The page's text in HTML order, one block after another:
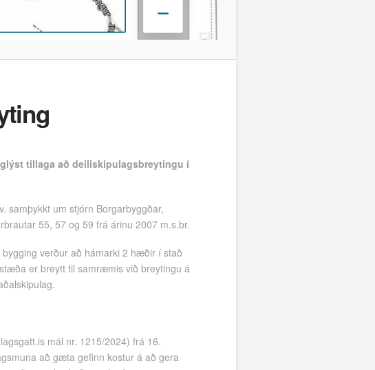
tillaga að deiliskipulagsbreytingu í
samþykkt um stjórn Borgarbyggðar,
55, 57 og 59 frá árinu 2007 m.s.br.
verður að hámarki 2 hæðir í stað
er breytt til samræmis við breytingu á
mál nr. 1215/2024) frá 16.
að gæta gefinn kostur á að gera